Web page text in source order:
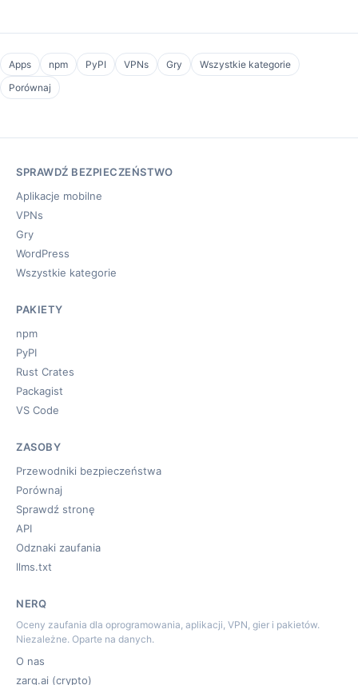
Apps npm PyPI VPNs Gry
Wszystkie kategorie
Porównaj
SPRAWDŹ BEZPIECZEŃSTWO
Aplikacje mobilne
VPNs
Gry
WordPress
Wszystkie kategorie
PAKIETY
npm
PyPI
Rust Crates
Packagist
VS Code
ZASOBY
Przewodniki bezpieczeństwa
Porównaj
Sprawdź stronę
API
Odznaki zaufania
llms.txt
NERQ
Oceny zaufania dla oprogramowania, aplikacji, VPN, gier i pakietów.
Niezależne. Oparte na danych.
O nas
zarq.ai (crypto)